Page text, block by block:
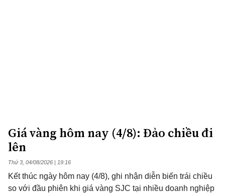
Giá vàng hôm nay (4/8): Đảo chiều đi
lên
Thứ 3, 04/08/2026 | 19:16
Kết thúc ngày hôm nay (4/8), ghi nhận diễn biến trái chiều
so với đầu phiên khi giá vàng SJC tại nhiều doanh nghiệp